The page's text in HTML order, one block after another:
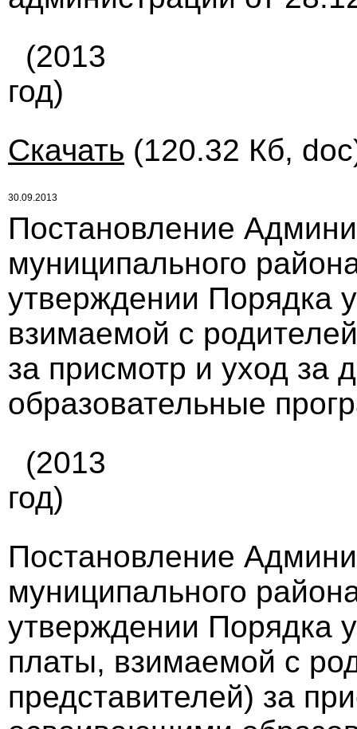
(2013
год)
Скачать (120.32 Кб,
30.09.2013
Постановление
муниципального
утверждении Порядка
взимаемой с
за присмотр и уход за
образовательные
(2013
год)
Постановление
муниципального
утверждении Порядка
платы, взимаемой с
представителей) за